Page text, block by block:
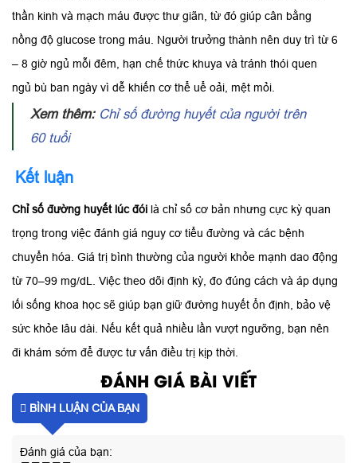
thần kinh và mạch máu được thư giãn, từ đó giúp cân bằng
nồng độ glucose trong máu. Người trưởng thành nên duy trì từ 6
– 8 giờ ngủ mỗi đêm, hạn chế thức khuya và tránh thói quen
ngủ bù ban ngày vì dễ khiến cơ thể uể oải, mệt mỏi.
Xem thêm: Chỉ số đường huyết của người trên
60 tuổi
Kết luận
Chỉ số đường huyết lúc đói là chỉ số cơ bản nhưng cực kỳ quan
trọng trong việc đánh giá nguy cơ tiểu đường và các bệnh
chuyển hóa. Giá trị bình thường của người khỏe mạnh dao động
từ 70–99 mg/dL. Việc theo dõi định kỳ, đo đúng cách và áp dụng
lối sống khoa học sẽ giúp bạn giữ đường huyết ổn định, bảo vệ
sức khỏe lâu dài. Nếu kết quả nhiều lần vượt ngưỡng, bạn nên
đi khám sớm để được tư vấn điều trị kịp thời.
ĐÁNH GIÁ BÀI VIẾT
BÌNH LUẬN CỦA BẠN
Đánh giá của bạn: